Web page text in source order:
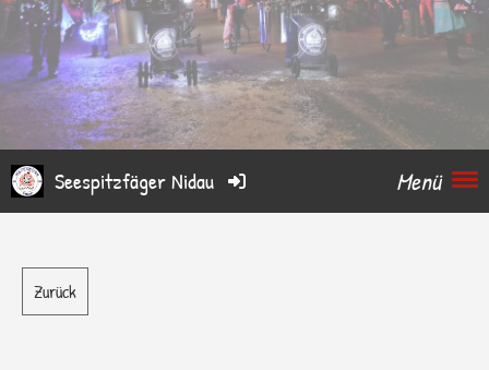
Menü
Seespitzfäger Nidau
Zurück